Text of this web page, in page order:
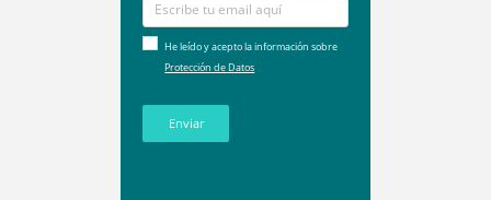
He leído y acepto la información sobre
Protección de Datos
Enviar